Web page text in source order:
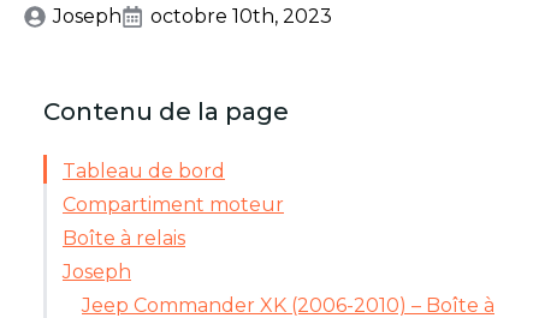
Joseph octobre 10th, 2023
Contenu de la page
Tableau de bord
Compartiment moteur
Boîte à relais
Joseph
Jeep Commander XK (2006-2010) – Boîte à